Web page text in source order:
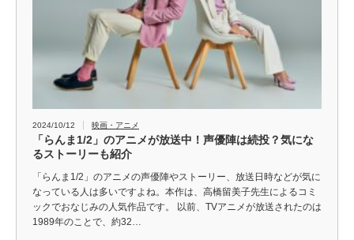
2024/10/12 映画・アニメ
「らんま1/2」のアニメが放送中！声優陣は続投？気にな
るストーリーも紹介
「らんま1/2」のアニメの声優陣やストーリー、放送日時などが気に
なっている人は多いですよね。本作は、高橋留美子先生によるコミ
ックでおなじみの人気作品です。 以前、TVアニメが放送されたのは
1989年のことで、約32…